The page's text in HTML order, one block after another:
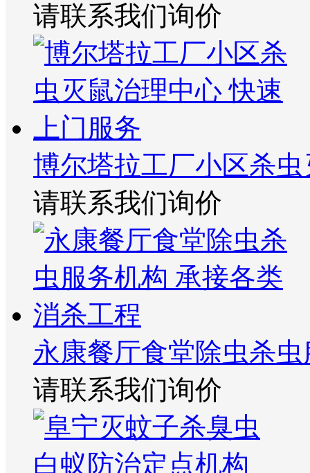
请联系我们询价
博尔塔拉工厂小区杀
请联系我们询价
永康餐厅食堂除虫杀
请联系我们询价